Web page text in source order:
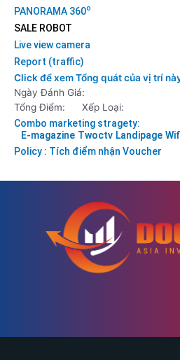
PANORAMA 360o
SALE ROBOT
Live view camera
Report (traffic)
Click để xem Tổng quát của vị trí
Ngày Đánh Giá:
Tổng Điểm:
Xếp Loại:
Combo marketing stragety:
E-magazine Twoctv Landipage
Policy : Tích điểm nhận Voucher